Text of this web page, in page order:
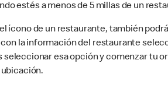
estés a menos de 5 millas de un
ícono de un restaurante, también
la información del restaurante
esa opción y comenzar tu
ubicación.